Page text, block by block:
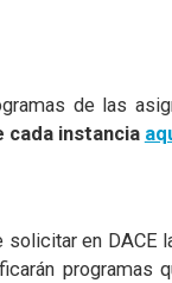
de las
cada instancia
solicitar en DACE
programas